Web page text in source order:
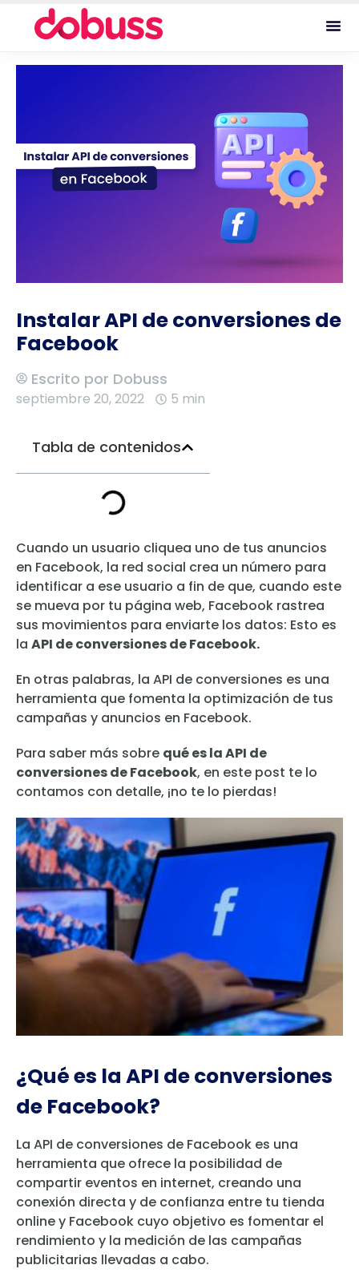
Instalar API de conversiones de
Facebook
Escrito por Dobuss
septiembre 20, 2022 5 min
Tabla de contenidos
Cuando un usuario cliquea uno de tus anuncios
en Facebook, la red social crea un número para
identificar a ese usuario a fin de que, cuando este
se mueva por tu página web, Facebook rastrea
sus movimientos para enviarte los datos: Esto es
la API de conversiones de Facebook.
En otras palabras, la API de conversiones es una
herramienta que fomenta la optimización de tus
campañas y anuncios en Facebook.
Para saber más sobre qué es la API de
conversiones de Facebook, en este post te lo
contamos con detalle, ¡no te lo pierdas!
¿Qué es la API de conversiones
de Facebook?
La API de conversiones de Facebook es una
herramienta que ofrece la posibilidad de
compartir eventos en internet, creando una
conexión directa y de confianza entre tu tienda
online y Facebook cuyo objetivo es fomentar el
rendimiento y la medición de las campañas
publicitarias llevadas a cabo.